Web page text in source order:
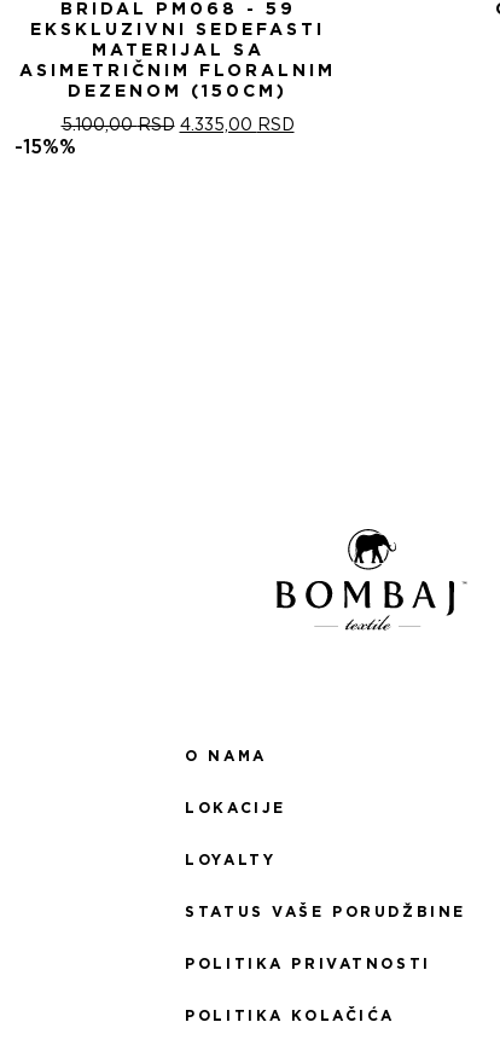
BRIDAL PM068 - 59
EKSKLUZIVNI SEDEFASTI
MATERIJAL SA
ASIMETRIČNIM FLORALNIM
DEZENOM (150CM)
5.100,00RSD ОРИГИНАЛНА
4.335,00 RSDТРЕНУТНА
-15%%
O NAMA
LOKACIJE
LOYALTY
STATUS VAŠE PORUDŽBINE
POLITIKA PRIVATNOSTI
POLITIKA KOLAČIĆA